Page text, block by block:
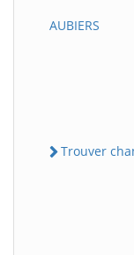
AUBIERS
Trouver